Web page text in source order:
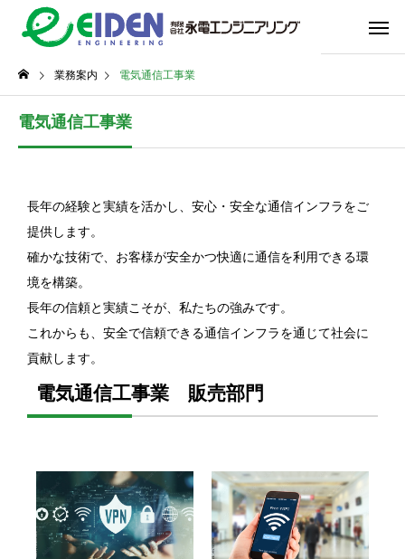
業務案内 電気通信工事業
電気通信工事業
長年の経験と実績を活かし、安心・安全な通信インフラをご
提供します。
確かな技術で、お客様が安全かつ快適に通信を利用できる環
境を構築。
長年の信頼と実績こそが、私たちの強みです。
これからも、安全で信頼できる通信インフラを通じて社会に
貢献します。
電気通信工事業 販売部門